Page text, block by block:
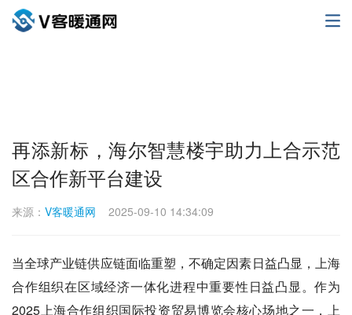
再添新标，海尔智慧楼宇助力上合示范
区合作新平台建设
来源： V客暖通网 2025-09-10 14:34:09
当全球产业链供应链面临重塑，不确定因素日益凸显，上海
合作组织在区域经济一体化进程中重要性日益凸显。作为
2025上海合作组织国际投资贸易博览会核心场地之一，上